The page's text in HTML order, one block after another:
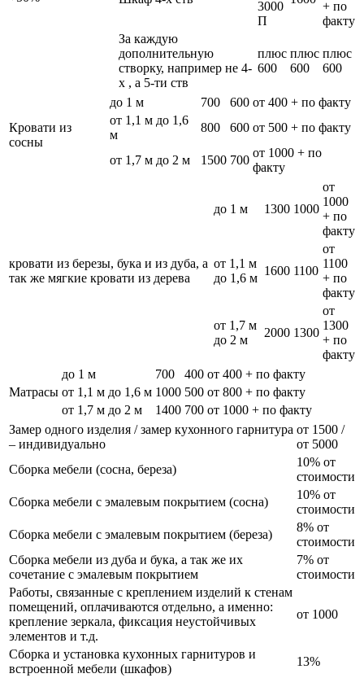
3000
П
+ по
факту
За каждую
дополнительную
створку, например не 4-
х , а 5-ти ств
плюс
600
плюс
600
плюс
600
Кровати из
сосны
до 1 м 700 600 от 400 + по факту
от 1,1 м до 1,6
м
800 600 от 500 + по факту
от 1,7 м до 2 м 1500 700
от 1000 + по
факту
кровати из березы, бука и из дуба, а
так же мягкие кровати из дерева
до 1 м 1300 1000
от
1000
+ по
факту
от 1,1 м
до 1,6 м
1600 1100
от
1100
+ по
факту
от 1,7 м
до 2 м
2000 1300
от
1300
+ по
факту
Матрасы
до 1 м 700 400 от 400 + по факту
от 1,1 м до 1,6 м 1000 500 от 800 + по факту
от 1,7 м до 2 м
1400 700 от 1000 + по факту
Замер одного изделия / замер кухонного гарнитура
– индивидуально
от 1500 /
от 5000
Сборка мебели (сосна, береза)
10% от
стоимости
Сборка мебели с эмалевым покрытием (сосна)
10% от
стоимости
Сборка мебели с эмалевым покрытием (береза)
8% от
стоимости
Сборка мебели из дуба и бука, а так же их
сочетание с эмалевым покрытием
7% от
стоимости
Работы, связанные с креплением изделий к стенам
помещений, оплачиваются отдельно, а именно:
крепление зеркала, фиксация неустойчивых
элементов и т.д.
от 1000
Сборка и установка кухонных гарнитуров и
встроенной мебели (шкафов)
13%